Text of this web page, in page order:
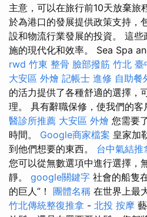
主意，可以在旅行前10天放棄旅
於為港口的發展提供政策支持，
設和物流行業發展的投資。 這
施的現代化和效率。 Sea Spa
rwd 竹東 整骨 臉部撥筋 竹北 臺
大安區 外燴 記帳士 進修 自助餐
的活力提供了各種舒適的選擇，
理。 具有辭職保修，使我們的客
醫診所推薦 大安區 外燴 您需要
時間。 Google商家檔案 皇家加
到他們想要的東西。 台中氣結推
您可以從無數選項中進行選擇，
靜。 google關鍵字 社會的船隻
的巨人”！ 團體名稱 在世界上最
竹北傳統整復推拿 - 北投 按摩